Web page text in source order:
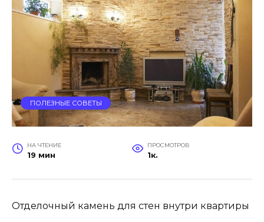
ПОЛЕЗНЫЕ СОВЕТЫ
НА ЧТЕНИЕ
19 мин
ПРОСМОТРОВ
1к.
Отделочный камень для стен внутри квартиры